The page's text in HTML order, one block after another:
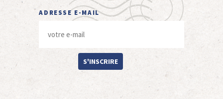
ADRESSE E-MAIL
S'INSCRIRE